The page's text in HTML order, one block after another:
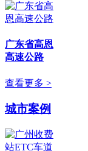
广东省高恩
高速公路
查看更多 >
城市案例